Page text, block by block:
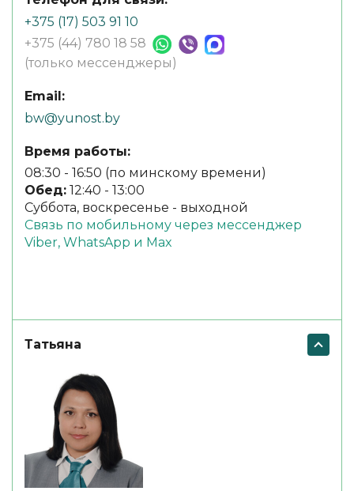
+375 (17) 503 91 10
+375 (44) 780 18 58
(только мессенджеры)
Email:
bw@yunost.by
Время работы:
08:30 - 16:50 (по минскому времени)
Обед: 12:40 - 13:00
Суббота, воскресенье - выходной
Связь по мобильному через мессенджер
Viber, WhatsApp и Max
Татьяна